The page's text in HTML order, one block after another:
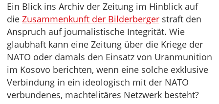
Ein Blick ins Archiv der Zeitung im Hinblick auf
die Zusammenkunft der Bilderberger straft den
Anspruch auf journalistische Integrität. Wie
glaubhaft kann eine Zeitung über die Kriege der
NATO oder damals den Einsatz von Uranmunition
im Kosovo berichten, wenn eine solche exklusive
Verbindung in ein ideologisch mit der NATO
verbundenes, machtelitäres Netzwerk besteht?